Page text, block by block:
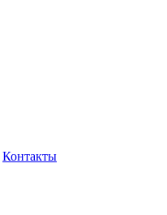
Контакты